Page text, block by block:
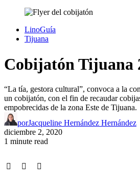
LinoGuía
Tijuana
Cobijatón Tijuana
“La tía, gestora cultural”, convoca a la
un cobijatón, con el fin de recaudar
empobrecidas de la zona Este de Tijuana.
porJacqueline Hernández Hernández
diciembre 2, 2020
1 minute read